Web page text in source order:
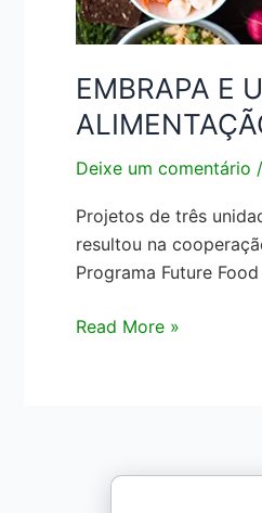
EMBRAPA E
Deixe um comentário /
Projetos de três
resultou na
Programa Future
NA
ÁREA
ALIMENTAÇÃO
Read More »